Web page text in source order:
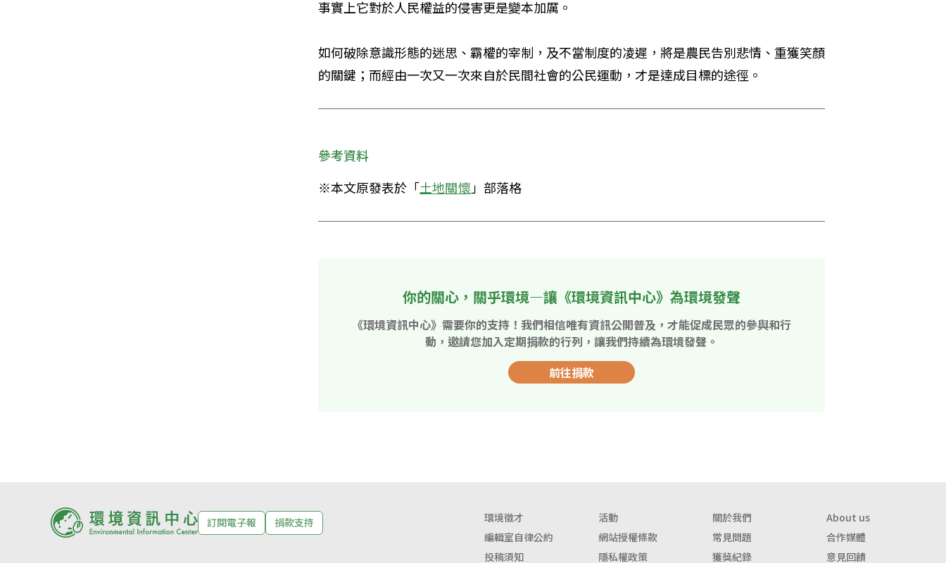
事實上它對於人民權益的侵害更是變本加厲。
如何破除意識形態的迷思、霸權的宰制，及不當制度的凌遲，將是農民告別悲情、重獲笑顏
的關鍵；而經由一次又一次來自於民間社會的公民運動，才是達成目標的途徑。
參考資料
※本文原發表於「土地關懷」部落格
你的關心，關乎環境—讓《環境資訊中心》為環境發聲
《環境資訊中心》需要你的支持！我們相信唯有資訊公開普及，才能促成民眾的參與和行
動，邀請您加入定期捐款的行列，讓我們持續為環境發聲。
前往捐款
訂閱電子報 捐款支持 環境徵才 活動 關於我們
About us
編輯室自律公約
網站授權條款 常見問題
合作媒體
投稿須知
隱私權政策 獲獎紀錄 意見回饋